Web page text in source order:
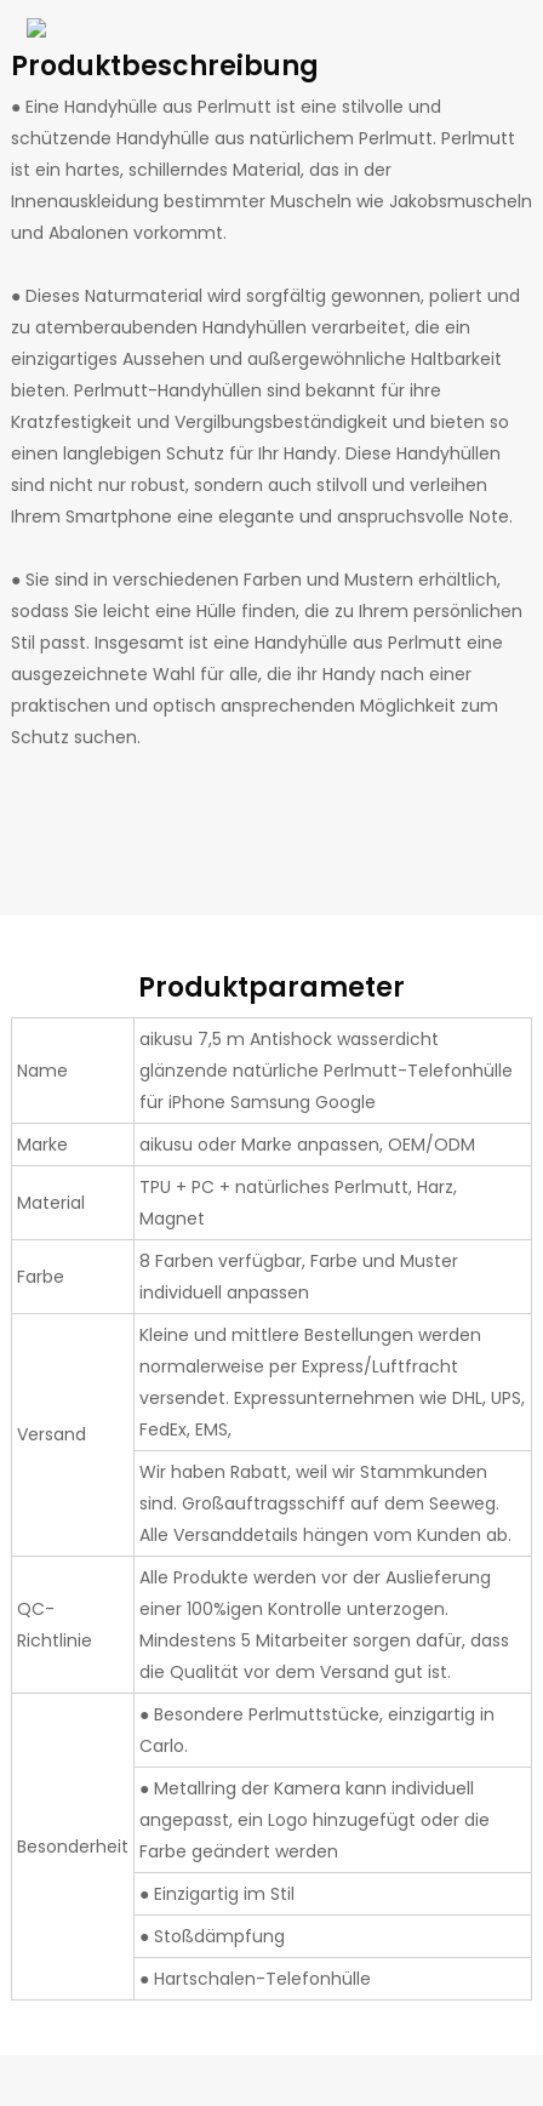
Produktbeschreibung
● Eine Handyhülle aus Perlmutt ist eine stilvolle und
schützende Handyhülle aus natürlichem Perlmutt. Perlmutt
ist ein hartes, schillerndes Material, das in der
Innenauskleidung bestimmter Muscheln wie Jakobsmuscheln
und Abalonen vorkommt.
● Dieses Naturmaterial wird sorgfältig gewonnen, poliert und
zu atemberaubenden Handyhüllen verarbeitet, die ein
einzigartiges Aussehen und außergewöhnliche Haltbarkeit
bieten. Perlmutt-Handyhüllen sind bekannt für ihre
Kratzfestigkeit und Vergilbungsbeständigkeit und bieten so
einen langlebigen Schutz für Ihr Handy. Diese Handyhüllen
sind nicht nur robust, sondern auch stilvoll und verleihen
Ihrem Smartphone eine elegante und anspruchsvolle Note.
● Sie sind in verschiedenen Farben und Mustern erhältlich,
sodass Sie leicht eine Hülle finden, die zu Ihrem persönlichen
Stil passt. Insgesamt ist eine Handyhülle aus Perlmutt eine
ausgezeichnete Wahl für alle, die ihr Handy nach einer
praktischen und optisch ansprechenden Möglichkeit zum
Schutz suchen.
Produktparameter
Name
aikusu 7,5 m Antishock wasserdicht
glänzende natürliche Perlmutt-Telefonhülle
für iPhone Samsung Google
Marke
aikusu oder Marke anpassen, OEM/ODM
Material
TPU + PC + natürliches Perlmutt, Harz,
Magnet
Farbe
8 Farben verfügbar, Farbe und Muster
individuell anpassen
Versand
Kleine und mittlere Bestellungen werden
normalerweise per Express/Luftfracht
versendet. Expressunternehmen wie DHL, UPS,
FedEx, EMS,
Wir haben Rabatt, weil wir Stammkunden
sind. Großauftragsschiff auf dem Seeweg.
Alle Versanddetails hängen vom Kunden ab.
QC-
Richtlinie
Alle Produkte werden vor der Auslieferung
einer 100%igen Kontrolle unterzogen.
Mindestens 5 Mitarbeiter sorgen dafür, dass
die Qualität vor dem Versand gut ist.
Besonderheit
● Besondere Perlmuttstücke, einzigartig in
Carlo.
● Metallring der Kamera kann individuell
angepasst, ein Logo hinzugefügt oder die
Farbe geändert werden
● Einzigartig im Stil
● Stoßdämpfung
● Hartschalen-Telefonhülle